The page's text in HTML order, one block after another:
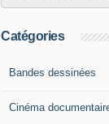
Catégories
Bandes dessinées
Cinéma